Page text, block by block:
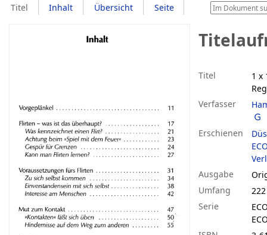
Titel Inhalt Übersicht Seite
Titel
1 x
Verfasser
Erschienen
Ausgabe
Umfang
Serie